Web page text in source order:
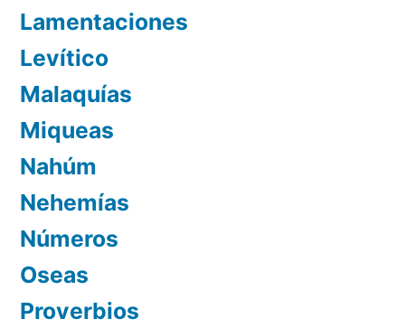
Lamentaciones
Levítico
Malaquías
Miqueas
Nahúm
Nehemías
Números
Oseas
Proverbios